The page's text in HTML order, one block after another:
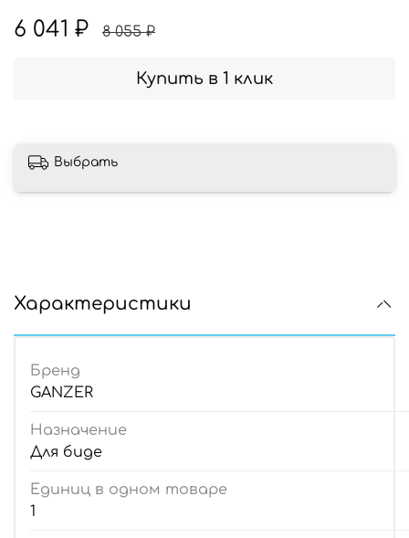
6 041 ₽ 8 055 ₽
Купить в 1 клик
Выбрать
Характеристики
Бренд
GANZER
Назначение
Для биде
Единиц в одном товаре
1